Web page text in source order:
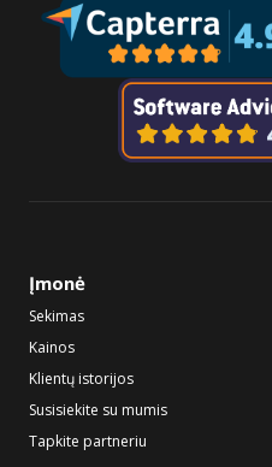
Įmonė
Sekimas
Kainos
Klientų istorijos
Susisiekite su mumis
Tapkite partneriu